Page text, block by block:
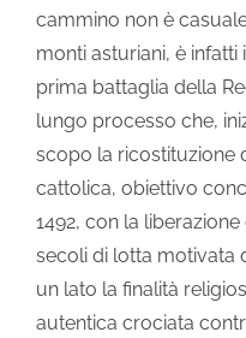
cammino non è
monti asturiani, è
prima battaglia della
lungo processo che,
scopo la ricostituzione
cattolica, obiettivo
1492, con la
secoli di lotta motivata
un lato la finalità
autentica crociata